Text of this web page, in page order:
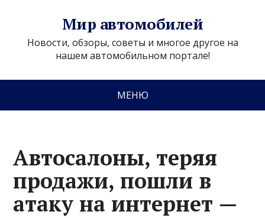
Мир автомобилей
Новости, обзоры, советы и многое другое на
нашем автомобильном портале!
МЕНЮ
Автосалоны, теряя
продажи, пошли в
атаку на интернет —